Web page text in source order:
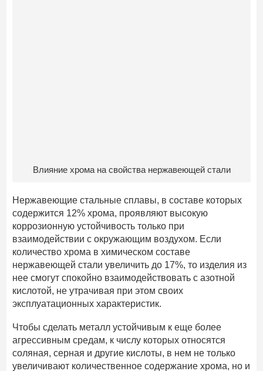
Влияние хрома на свойства нержавеющей стали
Нержавеющие стальные сплавы, в составе которых
содержится 12% хрома, проявляют высокую
коррозионную устойчивость только при
взаимодействии с окружающим воздухом. Если
количество хрома в химическом составе
нержавеющей стали увеличить до 17%, то изделия из
нее смогут спокойно взаимодействовать с азотной
кислотой, не утрачивая при этом своих
эксплуатационных характеристик.
Чтобы сделать металл устойчивым к еще более
агрессивным средам, к числу которых относятся
соляная, серная и другие кислоты, в нем не только
увеличивают количественное содержание хрома, но и